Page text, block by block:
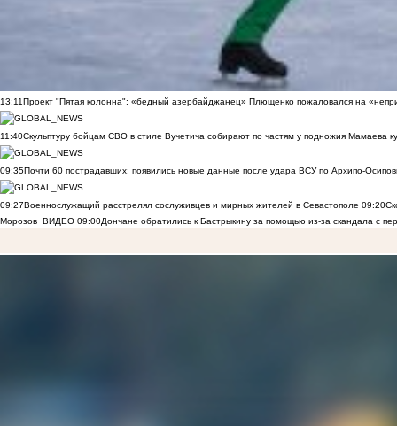
13:11Проект "Пятая колонна": «бедный азербайджанец» Плющенко пожаловался на
11:40Скульптуру бойцам СВО в стиле Вучетича собирают по частям у подножия Мамаева
09:35Почти 60 пострадавших: появились новые данные после удара ВСУ по Архипо-
09:27Военнослужащий расстрелял сослуживцев и мирных жителей в Севастополе 09:20
Морозов ВИДЕО 09:00Дончане обратились к Бастрыкину за помощью из-за скандала с